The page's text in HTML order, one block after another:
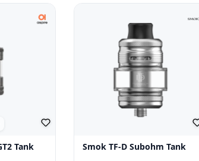
Tank Smok TF-D Subohm Tank